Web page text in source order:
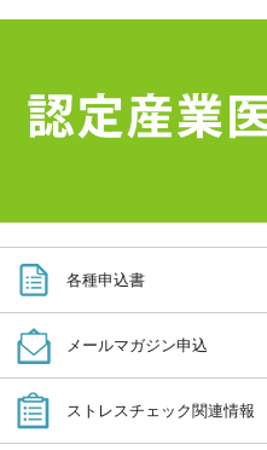
各種申込書
メールマガジン申込
ストレスチェック関連情報